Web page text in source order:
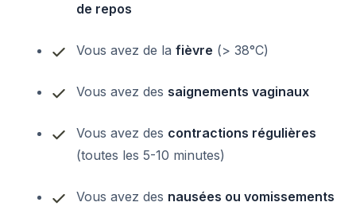
de repos
Vous avez de la fièvre (> 38°C)
Vous avez des saignements vaginaux
Vous avez des contractions régulières
(toutes les 5-10 minutes)
Vous avez des nausées ou vomissements